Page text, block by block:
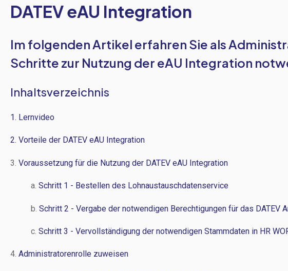
DATEV eAU Integration
Im folgenden Artikel erfahren Sie als
Schritte zur Nutzung der eAU Integration
Inhaltsverzeichnis
1. Lernvideo
2. Vorteile der DATEV eAU Integration
3. Voraussetzung für die Nutzung der DATEV eAU Integration
a. Schritt 1 - Bestellen des Lohnaustauschdatenservice
b. Schritt 2 - Vergabe der notwendigen Berechtigungen für das DATEV
c. Schritt 3 - Vervollständigung der notwendigen Stammdaten in HR
4. Administratorenrolle zuweisen